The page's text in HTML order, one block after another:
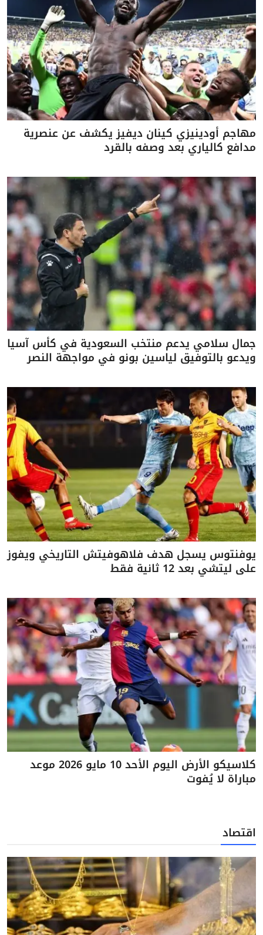
مهاجم أودينيزي كينان ديفيز يكشف عن عنصرية
مدافع كالياري بعد وصفه بالقرد
جمال سلامي يدعم منتخب السعودية في كأس آسيا
ويدعو بالتوفيق لياسين بونو في مواجهة النصر
يوفنتوس يسجل هدف فلاهوفيتش التاريخي ويفوز
على ليتشي بعد 12 ثانية فقط
كلاسيكو الأرض اليوم الأحد 10 مايو 2026 موعد
مباراة لا يُفوت
اقتصاد